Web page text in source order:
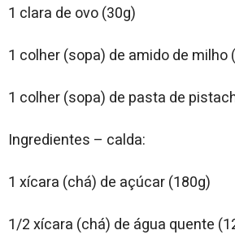
1 clara de ovo (30g)
1 colher (sopa) de amido de milho
1 colher (sopa) de pasta de
Ingredientes – calda:
1 xícara (chá) de açúcar (180g)
1/2 xícara (chá) de água quente